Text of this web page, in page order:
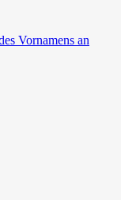
Vornamens an